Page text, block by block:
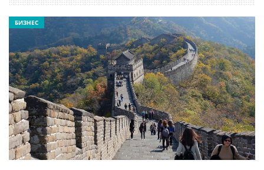
БИЗНЕС